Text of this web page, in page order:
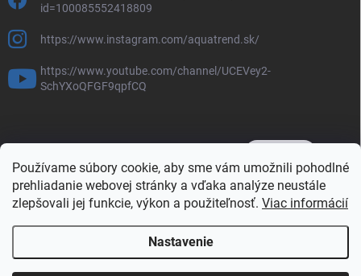
Používame súbory cookie, aby sme vám umožnili pohodlné
prehliadanie webovej stránky a vďaka analýze neustále
zlepšovali jej funkcie, výkon a použiteľnosť. Viac informácií
Nastavenie
id=100085552418809
https://www.instagram.com/aquatrend.sk/
https://www.youtube.com/channel/UCEVey2-
SchYXoQFGF9qpfCQ